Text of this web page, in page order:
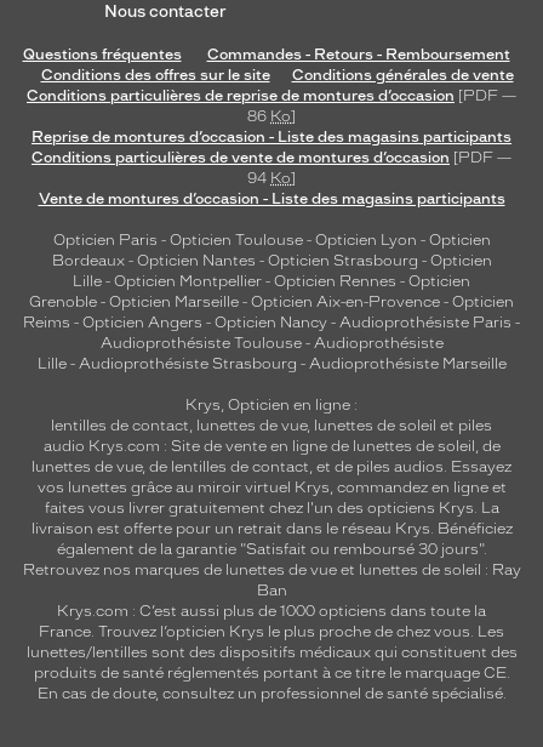
Nous contacter
Questions fréquentes
Commandes - Retours - Remboursement
Conditions des offres sur le site
Conditions générales de vente
Conditions particulières de reprise de montures d’occasion [PDF —
86 Ko]
Reprise de montures d’occasion - Liste des magasins participants
Conditions particulières de vente de montures d’occasion [PDF —
94 Ko]
Vente de montures d’occasion - Liste des magasins participants
Opticien Paris - Opticien Toulouse- Opticien Lyon - Opticien
Bordeaux- Opticien Nantes - Opticien Strasbourg - Opticien
Lille - Opticien Montpellier - Opticien Rennes - Opticien
Grenoble - Opticien Marseille - Opticien Aix-en-Provence - Opticien
Reims - Opticien Angers - Opticien Nancy - Audioprothésiste Paris -
Audioprothésiste Toulouse- Audioprothésiste
Lille- Audioprothésiste Strasbourg - Audioprothésiste Marseille
Krys, Opticien en ligne :
lentilles de contact lunettes de vue, lunettes de soleil et piles
audio Krys.com : Site de vente en ligne de lunettes de soleil, de
lunettes de vue, de lentilles de contact , et de piles audios. Essayez
vos lunettes grâce au miroir virtuel Krys, commandez en ligne et
faites vous livrer gratuitement chez l'un des opticiens Krys. La
livraison est offerte pour un retrait dans le réseau Krys. Bénéficiez
également de la garantie "Satisfait ou remboursé 30 jours".
Retrouvez nos marques de lunettes de vue et lunettes de soleil : Ray
Ban
Krys.com : C’est aussi plus de 1000 opticiens dans toute la
France. Trouvez l’opticien Krys le plus proche de chez vous . Les
lunettes/lentilles sont des dispositifs médicaux qui constituent des
produits de santé réglementés portant à ce titre le marquage CE.
En cas de doute, consultez un professionnel de santé spécialisé.